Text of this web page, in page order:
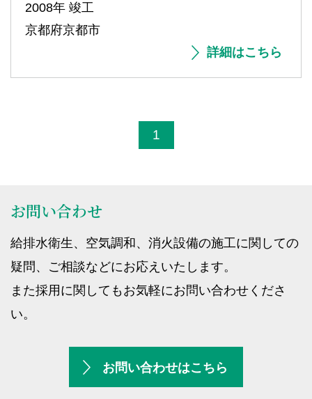
2008年 竣工
京都府京都市
詳細はこちら
1
お問い合わせ
給排水衛生、空気調和、消火設備の施工に関しての
疑問、ご相談などにお応えいたします。
また採用に関してもお気軽にお問い合わせくださ
い。
お問い合わせはこちら